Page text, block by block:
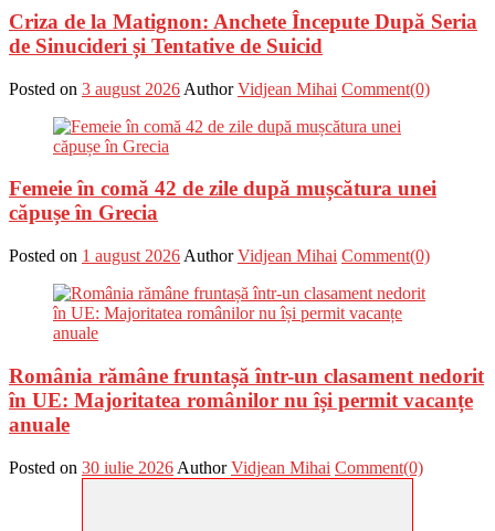
Criza de la Matignon: Anchete Începute După Seria
de Sinucideri și Tentative de Suicid
Posted on 3 august 2026 Author Vidjean Mihai Comment(0)
Femeie în comă 42 de zile după mușcătura unei
căpușe în Grecia
Posted on 1 august 2026 Author Vidjean Mihai Comment(0)
România rămâne fruntașă într-un clasament nedorit
în UE: Majoritatea românilor nu își permit vacanțe
anuale
Posted on 30 iulie 2026 Author Vidjean Mihai Comment(0)